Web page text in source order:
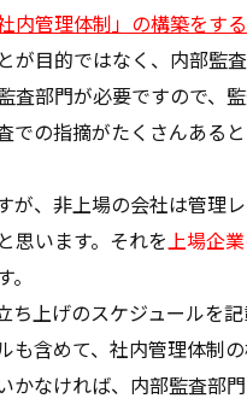
内管理体制」の構築をす
が目的ではなく、内部監
査部門が必要ですので、
での指摘がたくさんある
が、非上場の会社は管理
思います。それを上場企
ち上げのスケジュールを
も含めて、社内管理体制
かなければ、内部監査部